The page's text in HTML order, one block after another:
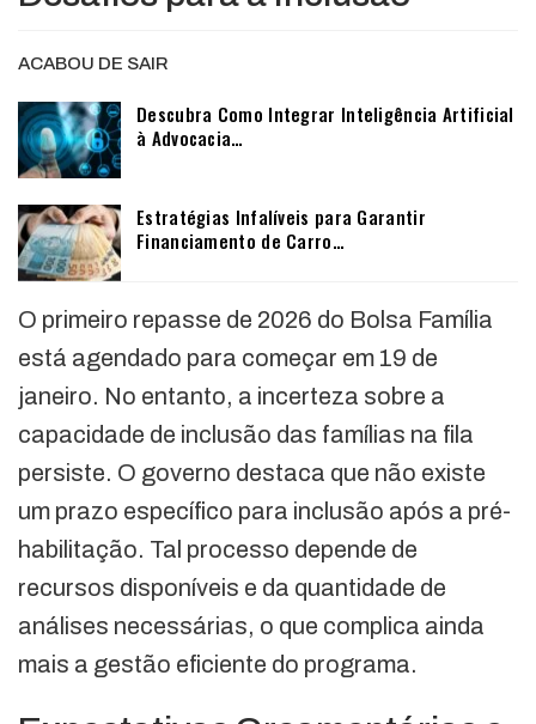
ACABOU DE SAIR
Descubra Como Integrar Inteligência Artificial
à Advocacia…
Estratégias Infalíveis para Garantir
Financiamento de Carro…
O primeiro repasse de 2026 do Bolsa Família
está agendado para começar em 19 de
janeiro. No entanto, a incerteza sobre a
capacidade de inclusão das famílias na fila
persiste. O governo destaca que não existe
um prazo específico para inclusão após a pré-
habilitação. Tal processo depende de
recursos disponíveis e da quantidade de
análises necessárias, o que complica ainda
mais a gestão eficiente do programa.